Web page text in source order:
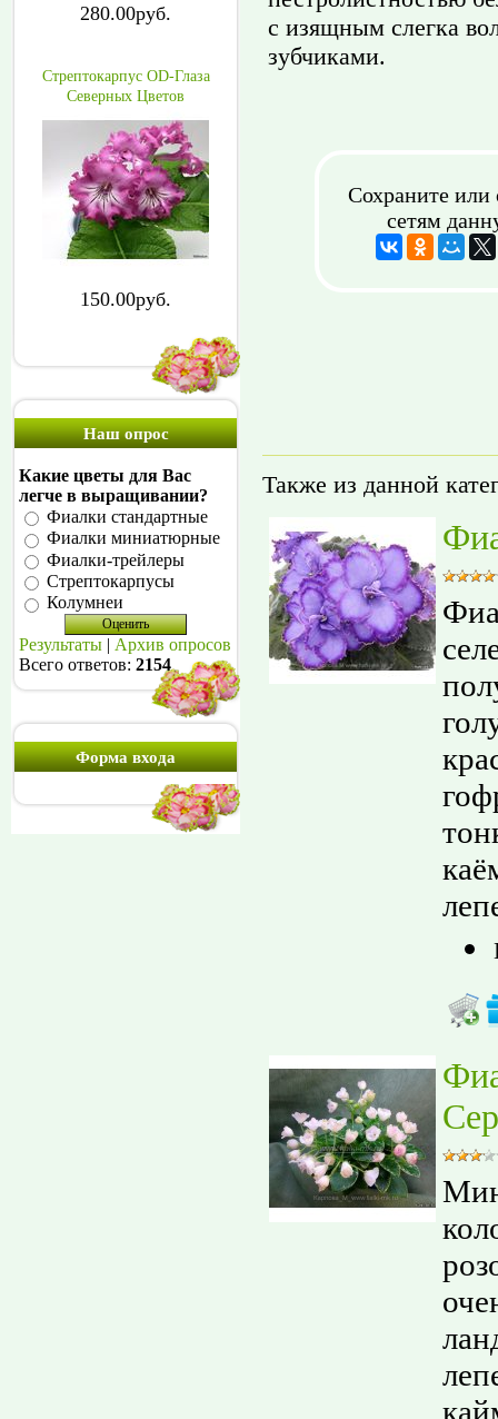
280.00руб.
Стрептокарпус OD-Глаза
Северных Цветов
150.00руб.
Наш опрос
Какие цветы для Вас
легче в выращивании?
Фиалки стандартные
Фиалки миниатюрные
Фиалки-трейлеры
Стрептокарпусы
Колумнеи
Результаты
Архив опросов
Всего ответов: 2154
Форма входа
с изящным слегка
зубчиками.
Сохраните или
сетям
Также из данной